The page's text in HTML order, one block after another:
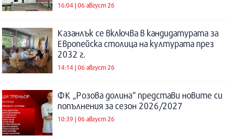
16:04 | 06 август 26
Казанлък се включва в кандидатурата за
Европейска столица на културата през
2032 г.
14:14 | 06 август 26
ФК „Розова долина“ представи новите си
попълнения за сезон 2026/2027
10:39 | 06 август 26